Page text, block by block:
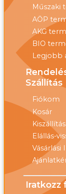
Műszaki
AÖP
AKG
BIO
Legjobb
Szállítás
Fiókom
Kosár
Elállás-
Vásárlási
Iratkozz